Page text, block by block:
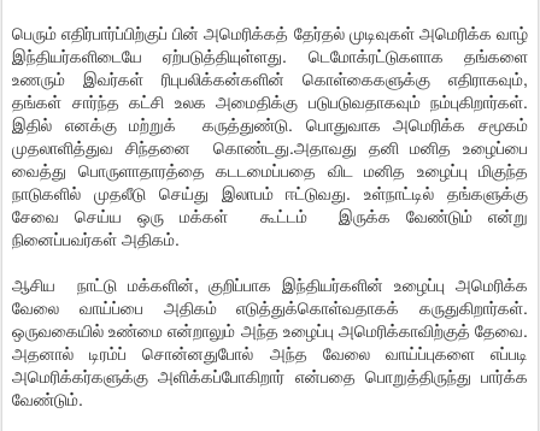
பெரும் எதிர்பார்ப்பிற்குப் பின் அமெரிக்கத் தேர்தல் முடிவுகள் அமெரிக்க வாழ்
இந்தியர்களிடையே ஏற்படுத்தியுள்ளது. டெமோக்ரட்டுகளாக தங்களை
உணரும் இவர்கள் ரிபுபலிக்கன்களின் கொள்கைகளுக்கு எதிராகவும்,
தங்கள் சார்ந்த கட்சி உலக அமைதிக்கு படுபடுவதாகவும் நம்புகிறார்கள்.
இதில் எனக்கு மற்றுக் கருத்துண்டு. பொதுவாக அமெரிக்க சமூகம்
முதலாளித்துவ சிந்தனை கொண்டது.அதாவது தனி மனித உழைப்பை
வைத்து பொருளாதாரத்தை கடடமைப்பதை விட மனித உழைப்பு மிகுந்த
நாடுகளில் முதலீடு செய்து இலாபம் ஈட்டுவது. உள்நாட்டில் தங்களுக்கு
சேவை செய்ய ஒரு மக்கள் கூட்டம் இருக்க வேண்டும் என்று
நினைப்பவர்கள் அதிகம்.
ஆசிய நாட்டு மக்களின், குறிப்பாக இந்தியர்களின் உழைப்பு அமெரிக்க
வேலை வாய்ப்பை அதிகம் எடுத்துக்கொள்வதாகக் கருதுகிறார்கள்.
ஒருவகையில் உண்மை என்றாலும் அந்த உழைப்பு அமெரிக்காவிற்குத் தேவை.
அதனால் டிரம்ப் சொன்னதுபோல் அந்த வேலை வாய்ப்புகளை எப்படி
அமெரிக்கர்களுக்கு அளிக்கப்போகிறார் என்பதை பொறுத்திருந்து பார்க்க
வேண்டும்.